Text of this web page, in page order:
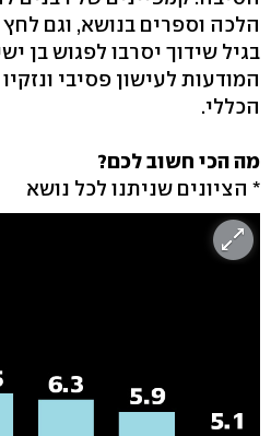
הלכה וספרים בנושא, וגם
בגיל שידוך יסרבו לפגוש בן
המודעות לעישון פסיבי
הכללי.
מה הכי חשוב לכם?
* הציונים שניתנו לכל נושא